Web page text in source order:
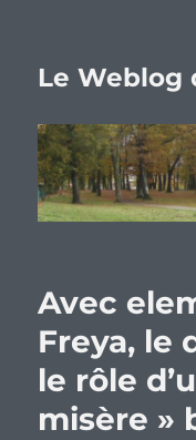
Le Weblog
Avec
Freya, le
le rôle
misère »